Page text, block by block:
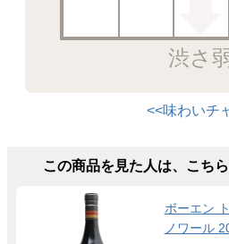
渋さ
<<味わいチ
この商品を見た人は、こち
ボーエン
ノワール